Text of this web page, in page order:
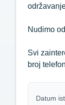
Nudimo
Svi
broj
Datum